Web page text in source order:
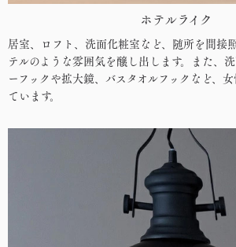
ホテルライク
居室、ロフト、洗面化粧室など、随所を間接
テルのような雰囲気を醸し出します。また、
ーフックや拡大鏡、バスタオルフックなど、
ています。